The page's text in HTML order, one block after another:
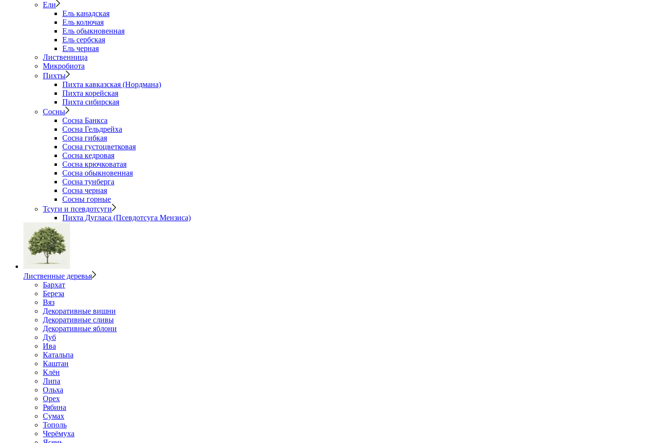
Ели
Ель канадская
Ель колючая
Ель обыкновенная
Ель сербская
Ель черная
Лиственница
Микробиота
Пихты
Пихта кавказская (Нордмана)
Пихта корейская
Пихта сибирская
Сосны
Сосна Банкса
Сосна Гельдрейха
Сосна гибкая
Сосна густоцветковая
Сосна кедровая
Сосна крючковатая
Сосна обыкновенная
Сосна тунберга
Сосна черная
Сосны горные
Тсуги и псевдотсуги
Пихта Дугласа (Псевдотсуга Мензиса)
Лиственные деревья
Бархат
Береза
Вяз
Декоративные вишни
Декоративные сливы
Декоративные яблони
Дуб
Ива
Катальпа
Каштан
Клён
Липа
Ольха
Орех
Рябина
Сумах
Тополь
Черёмуха